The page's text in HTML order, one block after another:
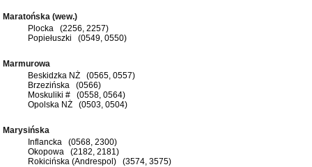
Maratońska (wew.)
Plocka (2256, 2257)
Popiełuszki (0549, 0550)
Marmurowa
Beskidzka NŻ (0565, 0557)
Brzezińska (0566)
Moskuliki # (0558, 0564)
Opolska NŻ (0503, 0504)
Marysińska
Inflancka (0568, 2300)
Okopowa (2182, 2181)
Rokicińska (Andrespol) (3574, 3575)